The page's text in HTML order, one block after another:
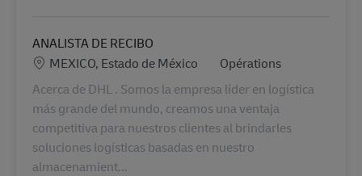
ANALISTA DE RECIBO
LieuMEXICO, Estado de México Catégorie
Opérations
Acerca de DHL . Somos la empresa líder en logística
más grande del mundo, creamos una ventaja
competitiva para nuestros clientes al brindarles
soluciones logísticas basadas en nuestro
almacenamient...